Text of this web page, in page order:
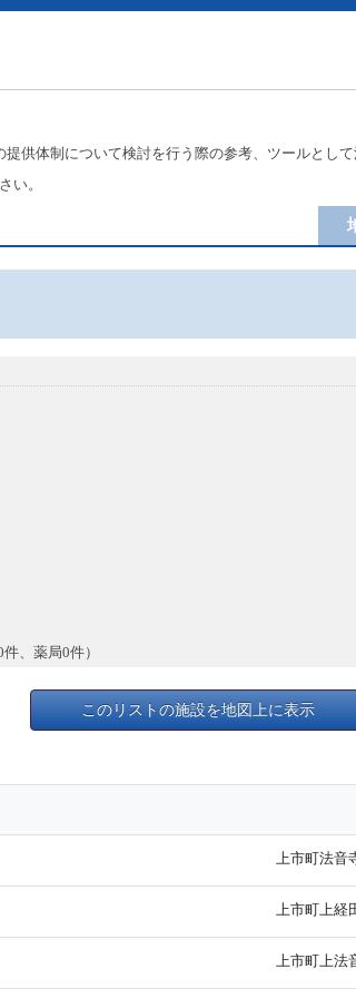
供体制について検討を行う際の参考、ツールとし
い。
、薬局0件）
このリストの施設を地図上に表示
上市町法音
上市町上経
上市町上法